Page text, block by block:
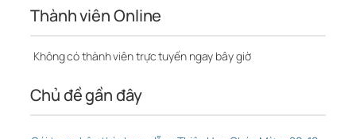
Thành viên Online
Không có thành viên trực tuyến ngay bây giờ
Chủ đề gần đây